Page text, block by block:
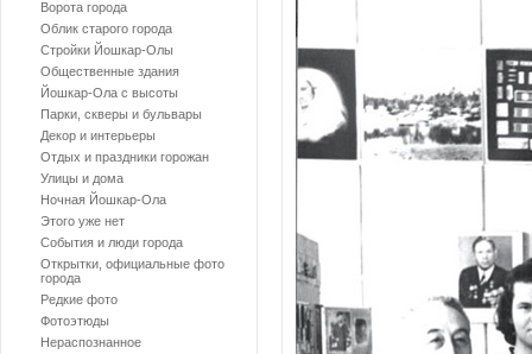
Ворота города
Облик старого города
Стройки Йошкар-Олы
Общественные здания
Йошкар-Ола с высоты
Парки, скверы и бульвары
Декор и интерьеры
Отдых и праздники горожан
Улицы и дома
Ночная Йошкар-Ола
Этого уже нет
События и люди города
Открытки, официальные фото
города
Редкие фото
Фотоэтюды
Нераспознанное